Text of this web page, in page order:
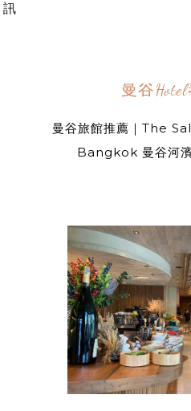
訊
曼谷
曼谷旅館推薦｜The
Bangkok 曼谷河